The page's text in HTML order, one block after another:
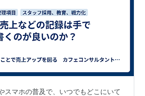
スマホの普及で、いつでもどこにいて